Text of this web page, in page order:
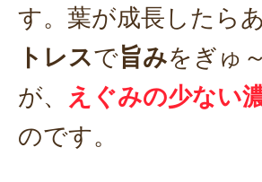
す。葉が成長したら
トレスで旨みをぎゅ
が、
えぐみの少ない
のです。